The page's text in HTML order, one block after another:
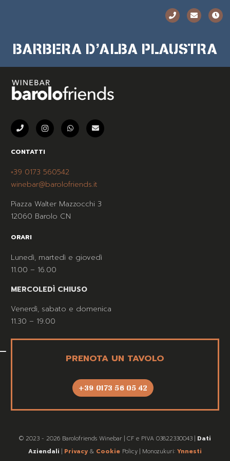
BARBERA D’ALBA PLAUSTRA
CONTATTI
+39 0173 560542
winebar@barolofriends.it
Piazza Walter Mazzocchi 3
12060 Barolo CN
ORARI
Lunedì, martedì e giovedì
11.00 – 16.00
MERCOLEDÌ CHIUSO
Venerdì, sabato e domenica
11.30 – 19.00
PRENOTA UN TAVOLO
+39 0173 56 05 42
© 2023 - 2026 Barolofriends Winebar | CF e PIVA 03822330043 | Dati
Aziendali | Privacy & Cookie Policy | Monozukuri: Ynnesti